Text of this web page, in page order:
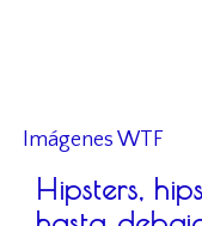
Imágenes WTF
Hipsters,